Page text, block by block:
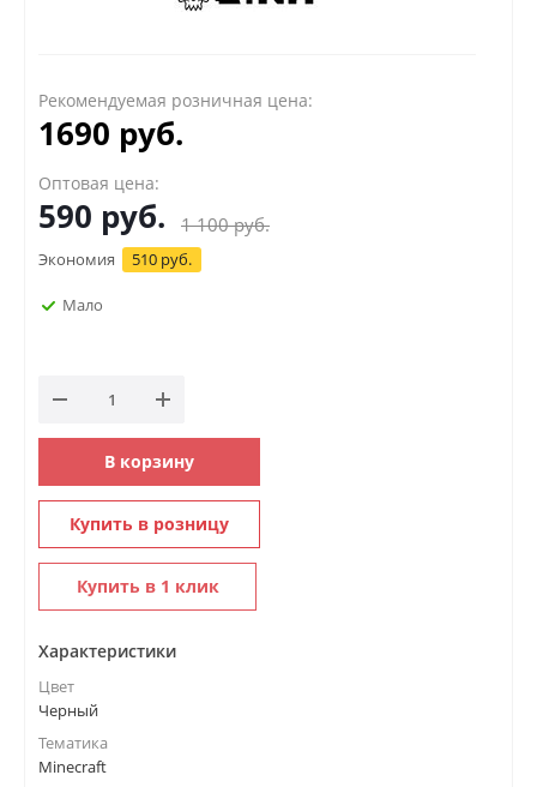
Рекомендуемая розничная цена:
1690 руб.
Оптовая цена:
590 руб. 1 100руб.
Экономия 510 руб.
Мало
В корзину
Купить в розницу
Купить в 1 клик
Характеристики
Цвет
Черный
Тематика
Minecraft